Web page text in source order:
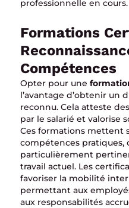
professionnelle en cours.
Formations
Compétences
Opter pour une
l’avantage d’obtenir un
reconnu. Cela atteste
par le salarié et valorise
Ces formations mettent
compétences pratiques,
particulièrement
travail actuel. Les
favoriser la mobilité
permettant aux
aux responsabilités